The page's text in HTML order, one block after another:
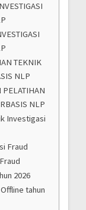
TEKNIK
NLP
PELATIHAN
NLP
Investigasi
Fraud
2026
tahun